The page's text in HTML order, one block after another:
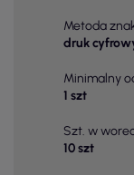
Metoda
druk
Minimalny
1 szt
Szt. w
10 szt